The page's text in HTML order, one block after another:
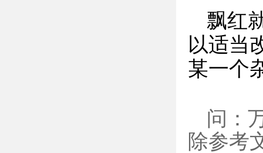
飘红
以适当
某一个
问：
除参考